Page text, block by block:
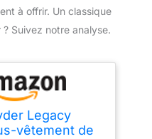
à offrir. Un classique
Suivez notre analyse.
Legacy
vêtement de